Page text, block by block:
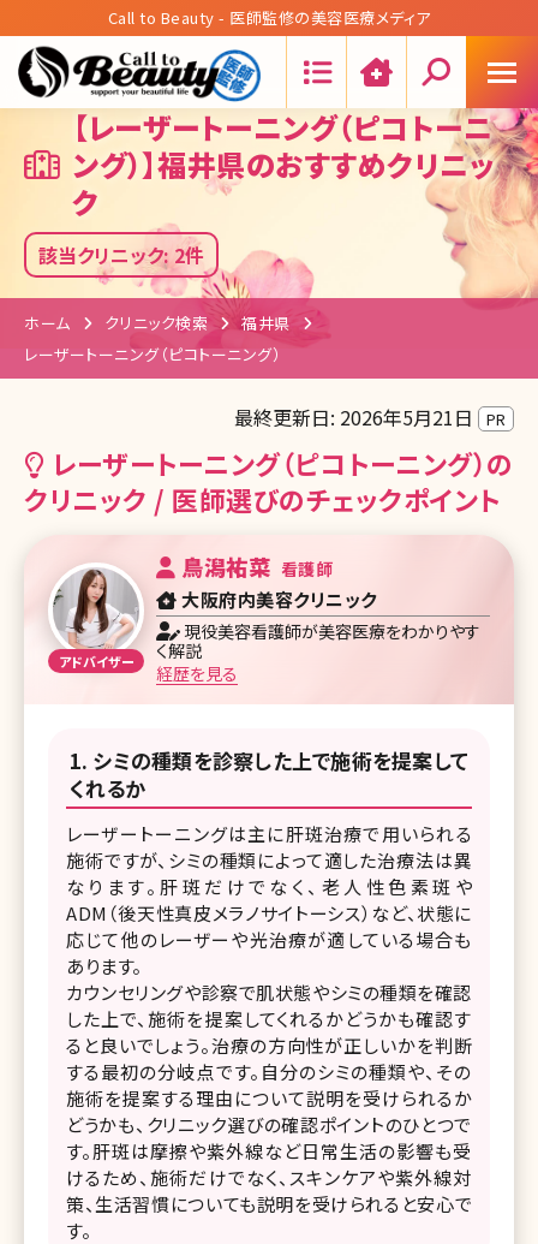
Call to Beauty - 医師監修の美容医療メディア
【レーザートーニング（ピコトーニ
ング）】福井県のおすすめクリニッ
ク
該当クリニック: 2件
ホーム クリニック検索
福井県
レーザートーニング（ピコトーニング）
最終更新日: 2026年5月21日 PR
レーザートーニング（ピコトーニング）の
クリニック / 医師選びのチェックポイント
鳥潟祐菜 看護師
大阪府内美容クリニック
現役美容看護師が美容医療をわかりやす
く解説
経歴を見る
シミの種類を診察した上で施術を提案して
くれるか
レーザートーニングは主に肝斑治療で用いられる
施術ですが、シミの種類によって適した治療法は異
なります。肝斑だけでなく、老人性色素斑や
ADM（後天性真皮メラノサイトーシス）など、状態に
応じて他のレーザーや光治療が適している場合も
あります。
カウンセリングや診察で肌状態やシミの種類を確認
した上で、施術を提案してくれるかどうかも確認す
ると良いでしょう。治療の方向性が正しいかを判断
する最初の分岐点です。自分のシミの種類や、その
施術を提案する理由について説明を受けられるか
どうかも、クリニック選びの確認ポイントのひとつで
す。肝斑は摩擦や紫外線など日常生活の影響も受
けるため、施術だけでなく、スキンケアや紫外線対
策、生活習慣についても説明を受けられると安心で
す。